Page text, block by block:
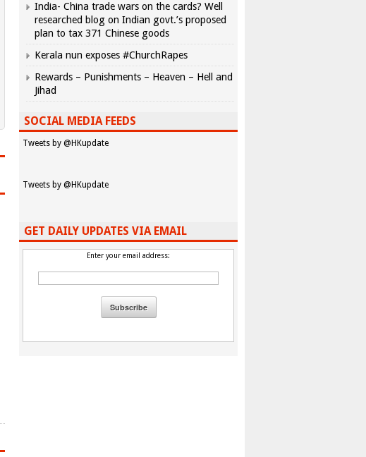
India- China trade wars on the cards? Well
researched blog on Indian govt.’s proposed
plan to tax 371 Chinese goods
Kerala nun exposes #ChurchRapes
Rewards – Punishments – Heaven – Hell and
Jihad
SOCIAL MEDIA FEEDS
Tweets by @HKupdate
Tweets by @HKupdate
GET DAILY UPDATES VIA EMAIL
Enter your email address: